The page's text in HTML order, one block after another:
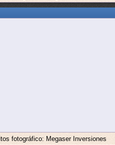
fotográfico: Megaser Inversiones